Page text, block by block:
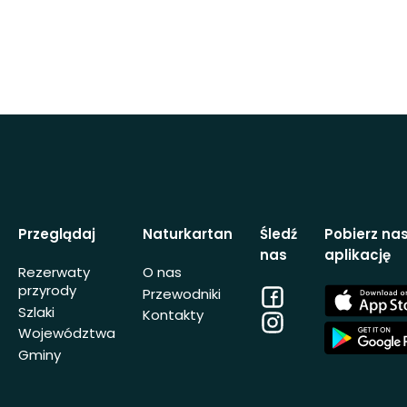
Przeglądaj
Rezerwaty
przyrody
Szlaki
Województwa
Gminy
Naturkartan
O nas
Przewodniki
Kontakty
Śledź
nas
Facebook
Instagram
Pobierz
aplikację
App
Store
App
Store